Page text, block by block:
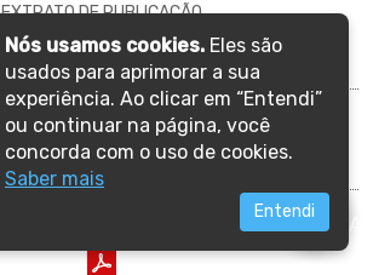
EXTRATO DE PUBLICAÇÃO
HOMOLOGAÇÃO
Nós usamos cookies. Eles são
usados para aprimorar a sua
experiência. Ao clicar em “Entendi”
ou continuar na página, você
concorda com o uso de cookies.
Saber mais
Entendi